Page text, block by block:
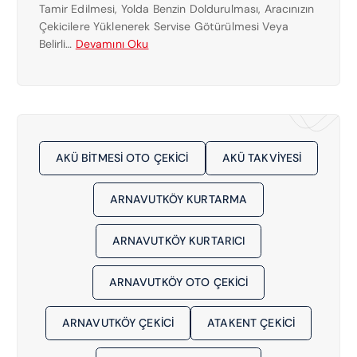
K
I
C
7
1
5
1
6
1
Tamir Edilmesi, Yolda Benzin Doldurulması, Aracınızın
Çekicilere Yüklenerek Servise Götürülmesi Veya
Belirli… Devamını Oku:
Y
E
N
Y
A
I
N
Ç
E
K
AKÜ BITMESI OTO ÇEKICI AKÜ TAKVIYESI
ARNAVUTKÖY KURTARMA
ARNAVUTKÖY KURTARICI
ARNAVUTKÖY OTO ÇEKICI
ARNAVUTKÖY ÇEKICI ATAKENT ÇEKICI